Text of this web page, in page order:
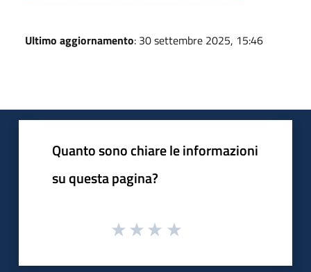
Ultimo aggiornamento: 30 settembre 2025, 15:46
Quanto sono chiare le informazioni
su questa pagina?